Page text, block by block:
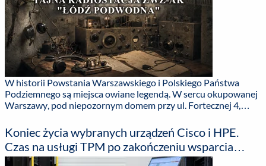
W historii Powstania Warszawskiego i Polskiego Państwa
Podziemnego są miejsca owiane legendą. W sercu okupowanej
Warszawy, pod niepozornym domem przy ul. Fortecznej 4,
ośrodków łączności Związku Walki Zbrojnej, a później Armii
Krajowej. ...
Koniec życia wybranych urządzeń Cisco i HPE.
Czas na usługi TPM po zakończeniu wsparcia
producenta